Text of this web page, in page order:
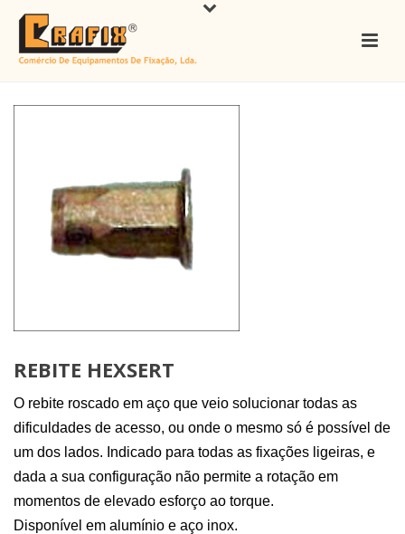
REBITE HEXSERT
O rebite roscado em aço que veio solucionar todas as
dificuldades de acesso, ou onde o mesmo só é possível de
um dos lados. Indicado para todas as fixações ligeiras, e
dada a sua configuração não permite a rotação em
momentos de elevado esforço ao torque.
Disponível em alumínio e aço inox.